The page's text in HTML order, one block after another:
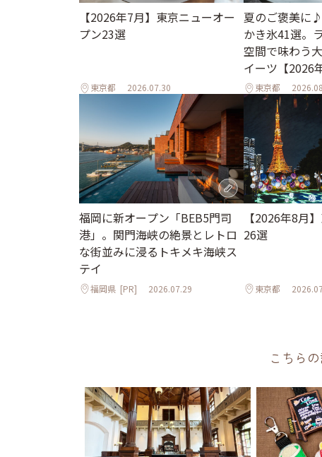
【2026年7月】東京ニューオー
プン23選
東京都 2026.07.30
夏のご褒美に
かき氷41選。
空間で味わう
イーツ【2026
東京都
福岡に新オープン「BEB5門司
港」。関門海峡の絶景とレトロ
な街並みに浸るトキメキ海峡ス
テイ
福岡県 [PR] 2026.07.29
【2026年8月
26選
東京都
こちら